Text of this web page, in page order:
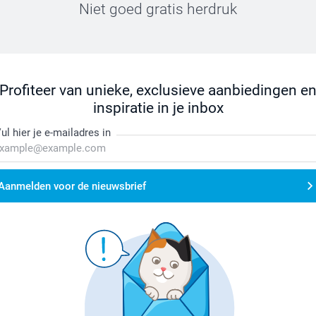
Niet goed gratis herdruk
Profiteer van unieke, exclusieve aanbiedingen en
inspiratie in je inbox
hier je e-mailadres in
voor de nieuwsbrief